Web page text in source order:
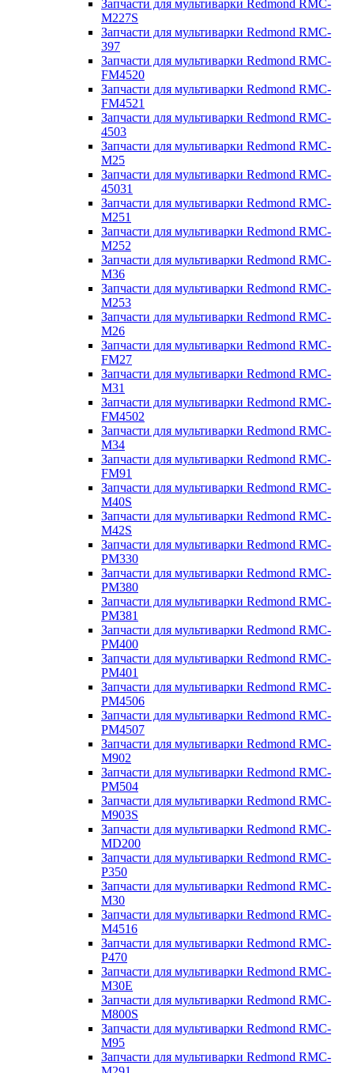
Запчасти для мультиварки Redmond RMC-
M227S
Запчасти для мультиварки Redmond RMC-
397
Запчасти для мультиварки Redmond RMC-
FM4520
Запчасти для мультиварки Redmond RMC-
FM4521
Запчасти для мультиварки Redmond RMC-
4503
Запчасти для мультиварки Redmond RMC-
M25
Запчасти для мультиварки Redmond RMC-
45031
Запчасти для мультиварки Redmond RMC-
M251
Запчасти для мультиварки Redmond RMC-
M252
Запчасти для мультиварки Redmond RMC-
M36
Запчасти для мультиварки Redmond RMC-
M253
Запчасти для мультиварки Redmond RMC-
M26
Запчасти для мультиварки Redmond RMC-
FM27
Запчасти для мультиварки Redmond RMC-
M31
Запчасти для мультиварки Redmond RMC-
FM4502
Запчасти для мультиварки Redmond RMC-
M34
Запчасти для мультиварки Redmond RMC-
FM91
Запчасти для мультиварки Redmond RMC-
M40S
Запчасти для мультиварки Redmond RMC-
M42S
Запчасти для мультиварки Redmond RMC-
PM330
Запчасти для мультиварки Redmond RMC-
PM380
Запчасти для мультиварки Redmond RMC-
PM381
Запчасти для мультиварки Redmond RMC-
PM400
Запчасти для мультиварки Redmond RMC-
PM401
Запчасти для мультиварки Redmond RMC-
PM4506
Запчасти для мультиварки Redmond RMC-
PM4507
Запчасти для мультиварки Redmond RMC-
M902
Запчасти для мультиварки Redmond RMC-
PM504
Запчасти для мультиварки Redmond RMC-
M903S
Запчасти для мультиварки Redmond RMC-
MD200
Запчасти для мультиварки Redmond RMC-
P350
Запчасти для мультиварки Redmond RMC-
M30
Запчасти для мультиварки Redmond RMC-
M4516
Запчасти для мультиварки Redmond RMC-
P470
Запчасти для мультиварки Redmond RMC-
M30E
Запчасти для мультиварки Redmond RMC-
M800S
Запчасти для мультиварки Redmond RMC-
M95
Запчасти для мультиварки Redmond RMC-